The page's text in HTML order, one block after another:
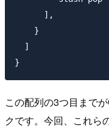
      ],
    }
  ]
この配列の3つ目まで
クです。今回、これら